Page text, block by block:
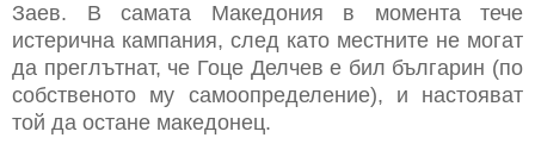
Заев. В самата Македония в момента тече
истерична кампания, след като местните не могат
да преглътнат, че Гоце Делчев е бил българин (по
собственото му самоопределение), и настояват
той да остане македонец.